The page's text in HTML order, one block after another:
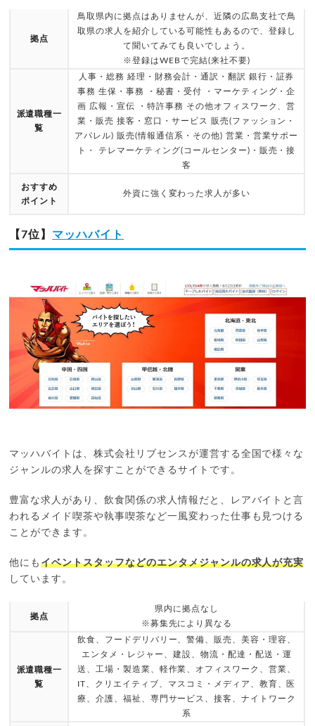
拠点
鳥取県内に拠点はありませんが、近隣の広島支社で鳥
取県の求人を紹介している可能性もあるので、登録し
て聞いてみても良いでしょう。
※登録はWEBで完結(来社不要)
派遣職種一
覧
人事・総務 経理・財務会計・通訳・翻訳 銀行・証券
事務 生保・事務 ・秘書・受付 ・マーケティング・企
画 広報・宣伝 ・特許事務 その他オフィスワーク、営
業・販売 接客・窓口・サービス 販売(ファッション・
アパレル) 販売(情報通信系・その他) 営業・営業サポー
ト・ テレマーケティング(コールセンター)・販売・接
客
おすすめ
ポイント
外資に強く変わった求人が多い
【7位】 マッハバイト
マッハバイトは、株式会社リブセンスが運営する全国で様々な
ジャンルの求人を探すことができるサイトです。
豊富な求人があり、飲食関係の求人情報だと、レアバイトと言
われるメイド喫茶や執事喫茶など一風変わった仕事も見つける
ことができます。
他にもイベントスタッフなどのエンタメジャンルの求人が充実
しています。
拠点
県内に拠点なし
※募集先により異なる
派遣職種一
覧
飲食、フードデリバリー、警備、販売、美容・理容、
エンタメ・レジャー、建設、物流・配達・配送・運
送、工場・製造業、軽作業、オフィスワーク、営業、
IT、クリエイティブ、マスコミ・メディア、教育、医
療、介護、福祉、専門サービス、接客、ナイトワーク
系